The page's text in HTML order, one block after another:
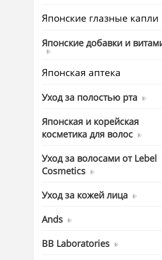
Японские глазные капли
Японские добавки и
Японская аптека
Уход за полостью рта
Японская и корейская
косметика для волос
Уход за волосами от Lebel
Cosmetics
Уход за кожей лица
Ands
BB Laboratories